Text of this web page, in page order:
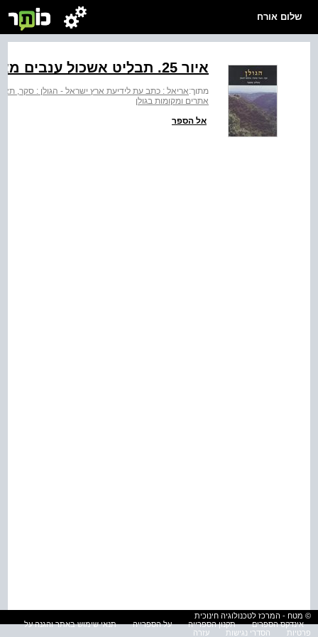
שלום אורח
איור ‭.25‬ תבליט אשכול ענבים מאל-בוטמיה
מתוך:אריאל : כתב עת לידיעת ארץ ישראל - הגולן : סקר,
אתרים ומקומות בגולן
אל הספר
© מטח - המרכז לטכנולוגיה חינוכית
אינדקס הספרים
תקנון הספרייה על הספרייה
תנאי שימוש באתר והגנה על
פרטיות
הסדרי נגישות עזרה